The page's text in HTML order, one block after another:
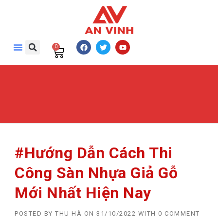
0
#Hướng Dẫn Cách Thi
Công Sàn Nhựa Giả Gỗ
Mới Nhất Hiện Nay
POSTED BY THU HÀ ON 31/10/2022 WITH 0 COMMENT